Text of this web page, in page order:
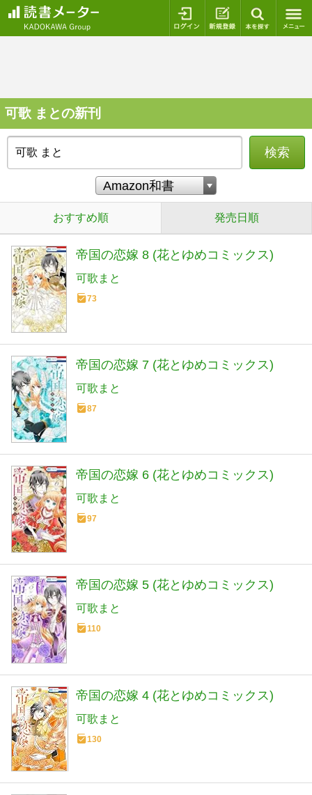
ログイン 新規登録
可歌 まとの新刊
検索
おすすめ順 発売日順
帝国の恋嫁 8 (花とゆめコミックス)
可歌まと
73
帝国の恋嫁 7 (花とゆめコミックス)
可歌まと
87
帝国の恋嫁 6 (花とゆめコミックス)
可歌まと
97
帝国の恋嫁 5 (花とゆめコミックス)
可歌まと
110
帝国の恋嫁 4 (花とゆめコミックス)
可歌まと
130